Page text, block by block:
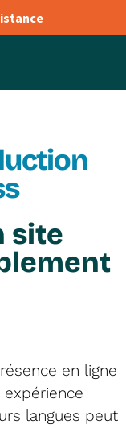
site
en ligne
expérience
langues peut